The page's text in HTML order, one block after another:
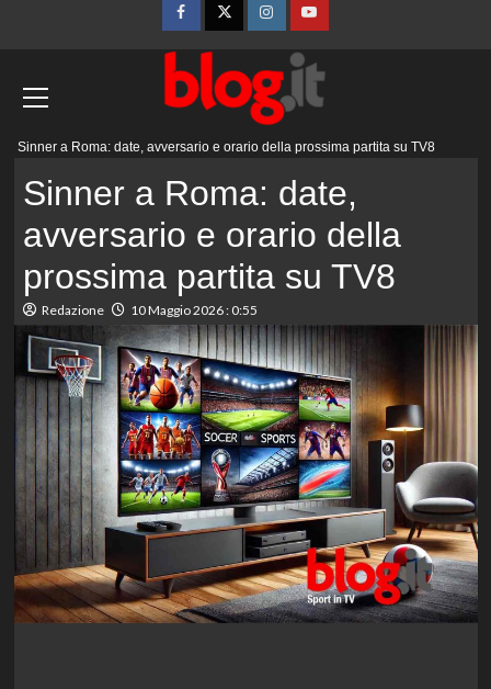
FacebookTwitterInstagramYouTube
Sinner a Roma: date, avversario e orario della prossima partita su TV8
Sinner a Roma: date,
avversario e orario della
prossima partita su TV8
Redazione 10 Maggio 2026 : 0:55